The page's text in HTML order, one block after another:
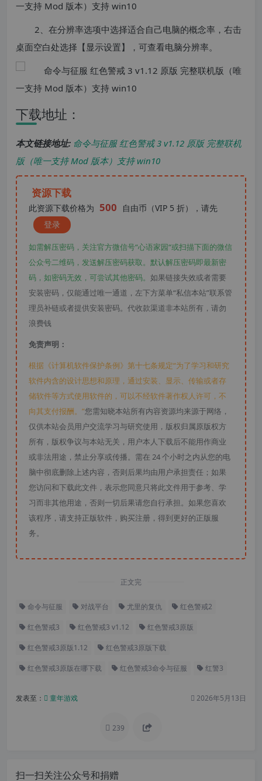
2、在分辨率选项中选择适合自己电脑的概念率，右击
桌面空白处选择【显示设置】，可查看电脑分辨率。
下载地址：
本文链接地址: 命令与征服 红色警戒 3 v1.12 原版 完整联机
版（唯一支持 Mod 版本）支持 win10
资源下载
此资源下载价格为 500
自由币（VIP 5 折），请先
登录
如需解压密码，关注官方微信号“心语家园“或扫描下面的微信
公众号二维码，发送解压密码获取。默认解压密码即最新密
码，如密码无效，可尝试其他密码。 如果链接失效或者需要
安装密码，仅能通过唯一通道，左下方菜单“私信本站”联系管
理员补链或者提供安装密码。代收款渠道非本站所有，请勿
浪费钱
免责声明：
根据《计算机软件保护条例》第十七条规定“为了学习和研究
软件内含的设计思想和原理，通过安装、显示、传输或者存
储软件等方式使用软件的，可以不经软件著作权人许可，不
向其支付报酬。”您需知晓本站所有内容资源均来源于网络，
仅供本站会员用户交流学习与研究使用，版权归属原版权方
所有，版权争议与本站无关，用户本人下载后不能用作商业
或非法用途，禁止分享或传播。需在 24 个小时之内从您的电
脑中彻底删除上述内容，否则后果均由用户承担责任；如果
您访问和下载此文件，表示您同意只将此文件用于参考、学
习而非其他用途，否则一切后果请您自行承担。如果您喜欢
该程序，请支持正版软件，购买注册，得到更好的正版服
务。
正文完
命令与征服 对战平台 尤里的复仇 红色警戒2
红色警戒3 红色警戒3 v1.12 红色警戒3原版
红色警戒3原版1.12 红色警戒3原版下载
红色警戒3原版在哪下载 红色警戒3命令与征服 红警3
发表至： 童年游戏 2026年5月13日
239
扫一扫关注公众号和捐赠